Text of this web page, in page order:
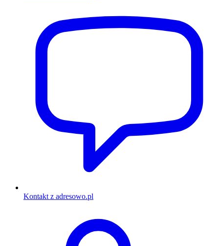
Kontakt z adresowo.pl